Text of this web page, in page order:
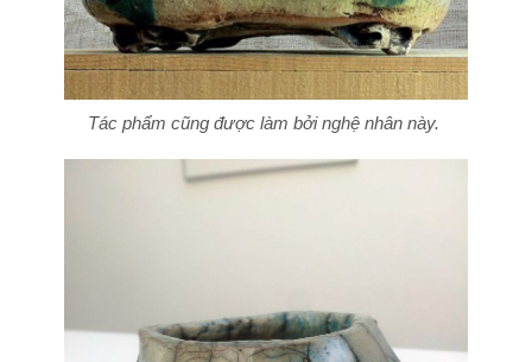
Tác phẩm cũng được làm bởi nghệ nhân này.